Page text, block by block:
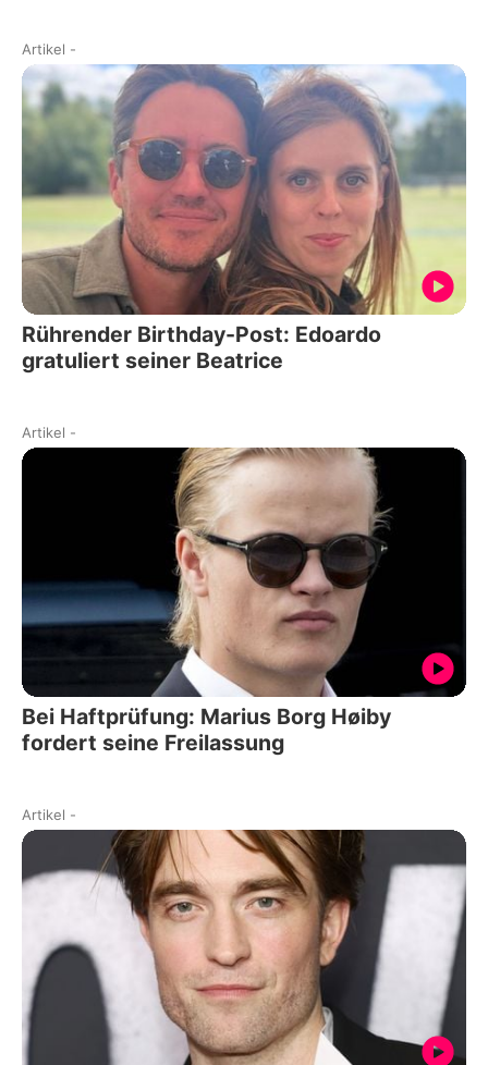
Artikel -
Rührender Birthday-Post: Edoardo
gratuliert seiner Beatrice
Artikel -
Bei Haftprüfung: Marius Borg Høiby
fordert seine Freilassung
Artikel -